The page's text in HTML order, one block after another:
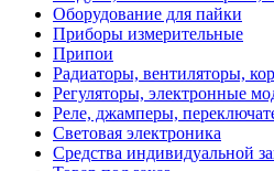
Оборудование для пайки
Приборы измерительные
Припои
Радиаторы, вентиляторы,
Регуляторы, электронные
Реле, джамперы,
Световая электроника
Средства индивидуальной